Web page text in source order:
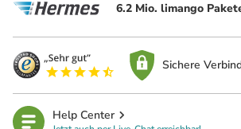
6.2 Mio. limango
Sichere
Help Center